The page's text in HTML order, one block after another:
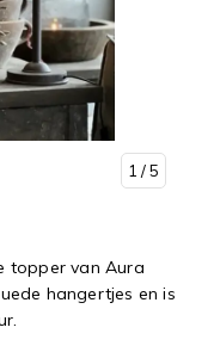
1 / 5
topper van Aura
hangertjes en is